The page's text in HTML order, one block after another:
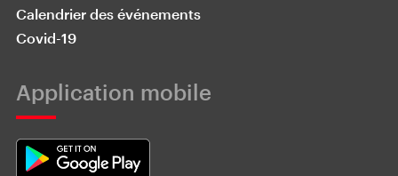
Calendrier des événements
Covid-19
Application mobile